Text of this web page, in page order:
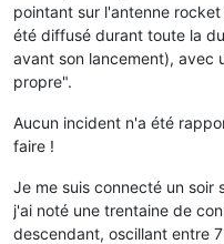
pointant sur l'antenne
été diffusé durant toute la
avant son lancement), avec
propre".
Aucun incident n'a été
faire !
Je me suis connecté un soir
j'ai noté une trentaine de
descendant, oscillant entre